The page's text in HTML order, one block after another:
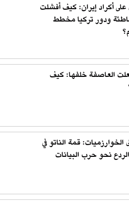
أكراد إيران: كيف أفشلت
ودور تركيا مخطط
العاصفة خلفها: كيف
الخوارزميات: قمة الناتو في
نحو حرب البيانات